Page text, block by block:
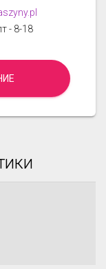
- 8-18